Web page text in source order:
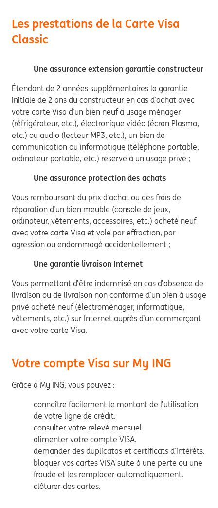
Les prestations de la Carte Visa
Classic
Une assurance extension garantie constructeur
Étendant de 2 années supplémentaires la garantie
initiale de 2 ans du constructeur en cas d’achat avec
votre carte Visa d’un bien neuf à usage ménager
(réfrigérateur, etc.), électronique vidéo (écran Plasma,
etc.) ou audio (lecteur MP3, etc.), un bien de
communication ou informatique (téléphone portable,
ordinateur portable, etc.) réservé à un usage privé ;
Une assurance protection des achats
Vous remboursant du prix d’achat ou des frais de
réparation d’un bien meuble (console de jeux,
ordinateur, vêtements, accessoires, etc.) acheté neuf
avec votre carte Visa et volé par effraction, par
agression ou endommagé accidentellement ;
Une garantie livraison Internet
Vous permettant d’être indemnisé en cas d’absence de
livraison ou de livraison non conforme d’un bien à usage
privé acheté neuf (électroménager, informatique,
vêtements, etc.) sur Internet auprès d’un commerçant
avec votre carte Visa.
Votre compte Visa sur My ING
Grâce à My ING, vous pouvez :
connaître facilement le montant de l’utilisation
de votre ligne de crédit.
consulter votre relevé mensuel.
alimenter votre compte VISA.
demander des duplicatas et certificats d’intérêts.
bloquer vos cartes VISA suite à une perte ou une
fraude et les remplacer automatiquement.
clôturer des cartes.